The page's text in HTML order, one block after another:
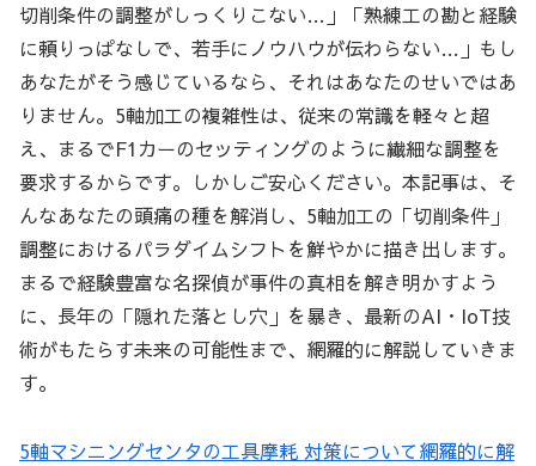
切削条件の調整がしっくりこない…」「熟練工の勘と経験
に頼りっぱなしで、若手にノウハウが伝わらない…」もし
あなたがそう感じているなら、それはあなたのせいではあ
りません。5軸加工の複雑性は、従来の常識を軽々と超
え、まるでF1カーのセッティングのように繊細な調整を
要求するからです。しかしご安心ください。本記事は、そ
んなあなたの頭痛の種を解消し、5軸加工の「切削条件」
調整におけるパラダイムシフトを鮮やかに描き出します。
まるで経験豊富な名探偵が事件の真相を解き明かすよう
に、長年の「隠れた落とし穴」を暴き、最新のAI・IoT技
術がもたらす未来の可能性まで、網羅的に解説していきま
す。
5軸マシニングセンタの工具摩耗 対策について網羅的に解